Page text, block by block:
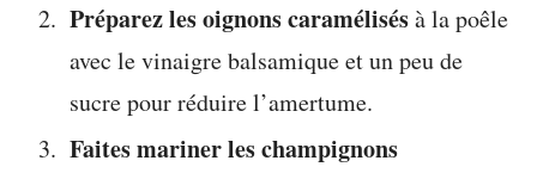
Préparez les oignons caramélisésà la poêle
avec le vinaigre balsamique et un peu de
sucre pour réduire l’amertume.
Faites mariner les champignons